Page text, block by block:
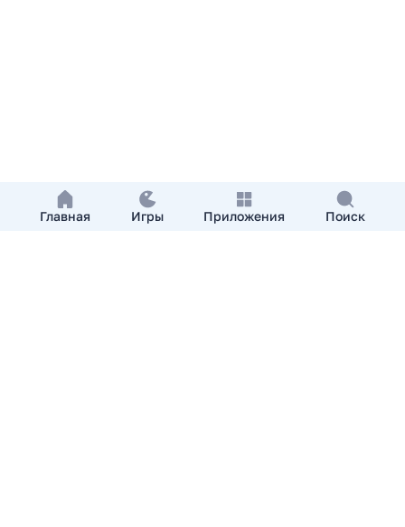
Главная Игры Приложения Поиск